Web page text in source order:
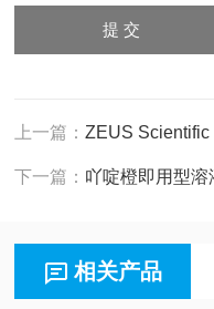
上一篇：ZEUS Scientific
下一篇： 吖啶橙即用型溶
相关产品